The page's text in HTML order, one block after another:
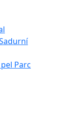
Parc